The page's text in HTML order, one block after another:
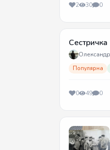
2 30 0
Сестричка
Популярна
0 49 0